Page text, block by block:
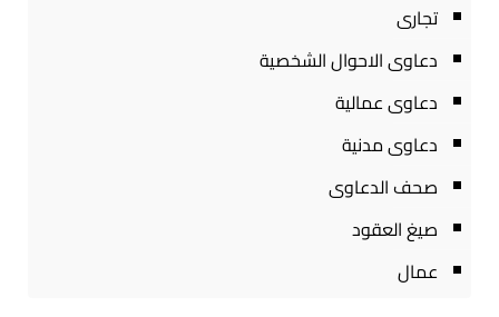
تجارى
دعاوى الاحوال الشخصية
دعاوى عمالية
دعاوى مدنية
صحف الدعاوى
صيغ العقود
عمال